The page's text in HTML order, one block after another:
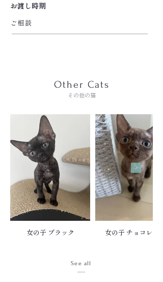
お渡し時期
ご相談
Other Cats
その他の猫
女の子 ブラック 女の子 チョコレート
See all